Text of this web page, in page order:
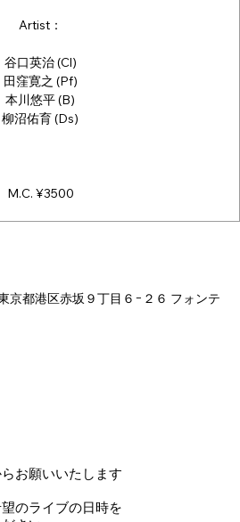
お願いいたします
のライブの日時を
Artist：
谷口英治 (Cl)
田窪寛之 (Pf)
本川悠平 (B)
柳沼佑育 (Ds)
M.C. ¥3500
京都港区赤坂９丁目６−２６ フォンテ